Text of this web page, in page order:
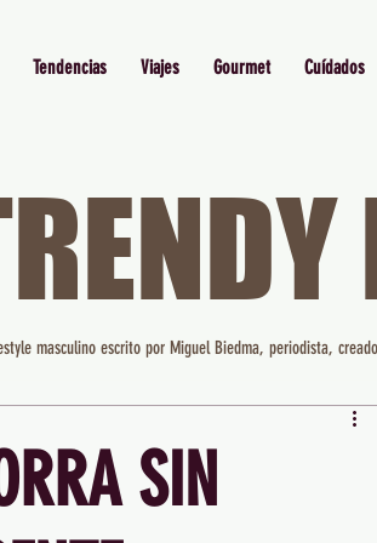
Tendencias Viajes Gourmet Cuídados
SIN
masculino escrito por Miguel Biedma, periodista,